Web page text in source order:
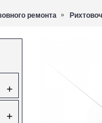
ремонта
+
+